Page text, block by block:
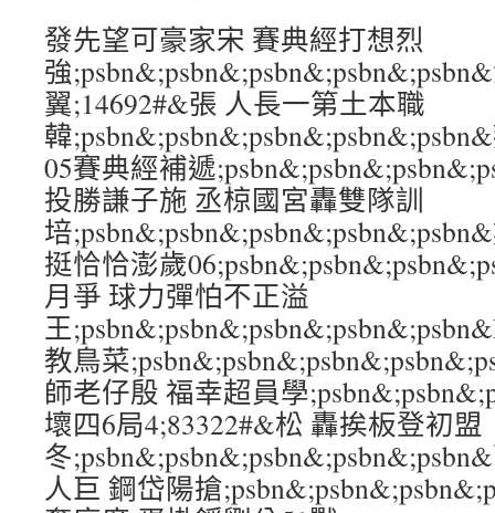
發先望可豪家宋 賽典經打想烈
強
翼;14692#&張 人長一第土本職
韓
05賽典經補遞
投勝謙子施 丞椋國宮轟雙隊訓
培
挺恰恰澎歲
月爭 球力彈怕不正溢
王
教鳥菜
師老仔殷 福幸超員學
壞四6局4;83322#&松 轟挨板登初盟
冬
人巨 鋼岱陽搶